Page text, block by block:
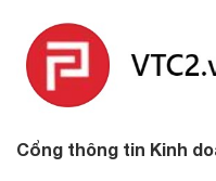
Cổng thông tin Kinh